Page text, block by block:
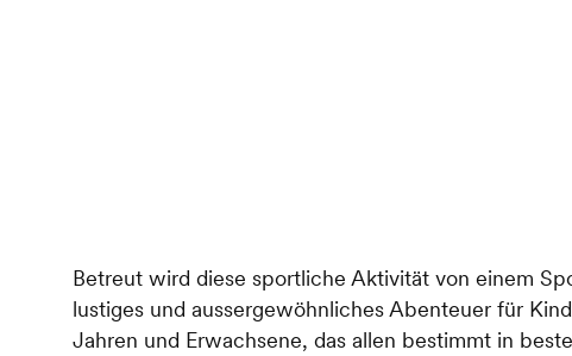
Betreut wird diese sportliche Aktivität von einem
lustiges und aussergewöhnliches Abenteuer für
Jahren und Erwachsene, das allen bestimmt in